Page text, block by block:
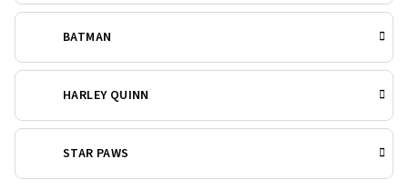
BATMAN
HARLEY QUINN
STAR PAWS